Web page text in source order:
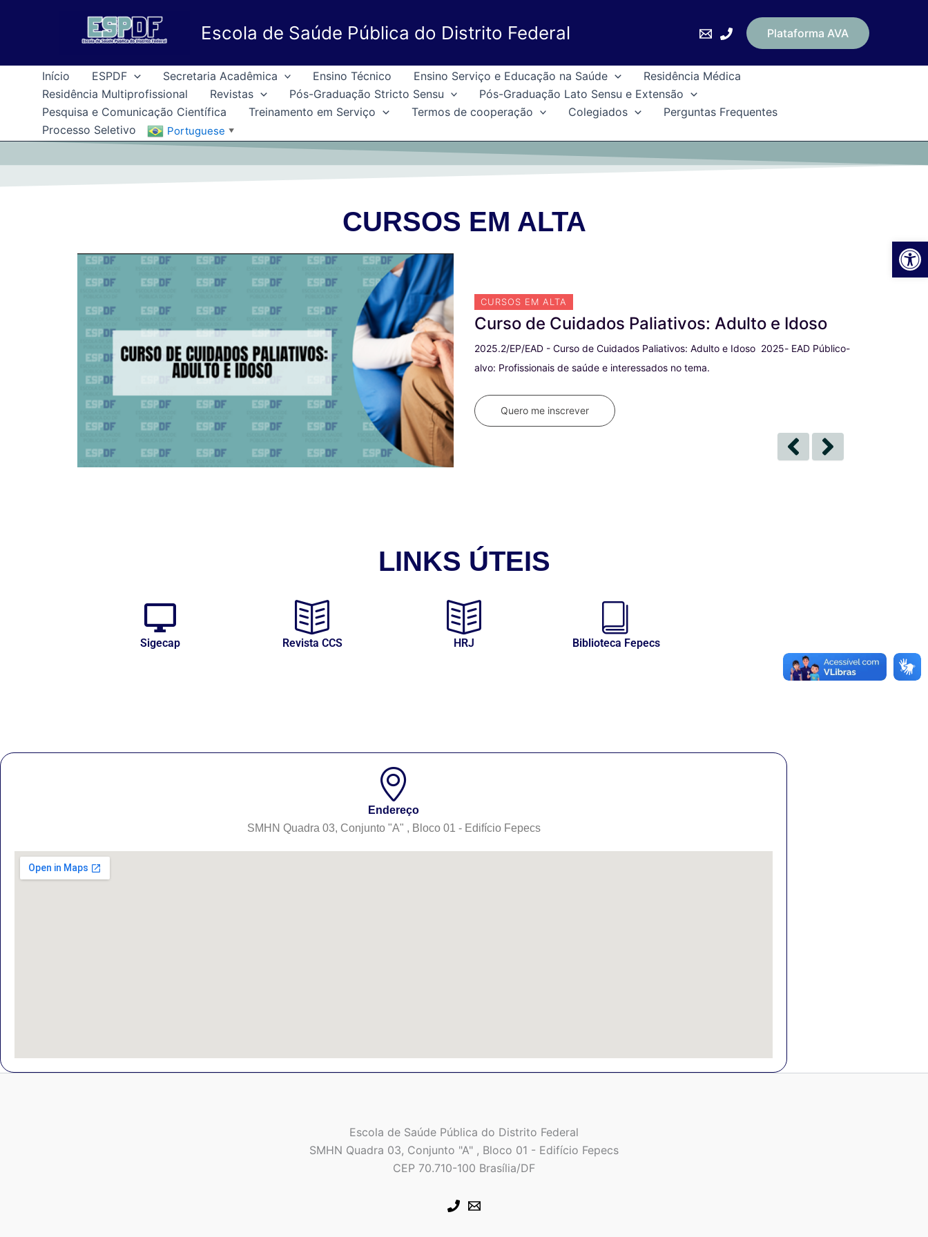
conteúdo
Escola de Saúde Pública do Distrito Federal Plataforma AVA
Início ESPDF Secretaria Acadêmica Ensino Técnico Ensino Serviço e Educação na Saúde
Residência Médica
Residência Multiprofissional
Revistas Pós-Graduação Stricto Sensu
Pós-Graduação Lato Sensu e Extensão
Pesquisa e Comunicação Científica
Treinamento em Serviço Termos de cooperação Colegiados
Perguntas Frequentes
Processo Seletivo
Portuguese ▼
CURSOS EM ALTA
CURSOS EM ALTA
Curso de Cuidados Paliativos: Adulto e Idoso
2025.2/EP/EAD - Curso de Cuidados Paliativos: Adulto e Idoso ㅤㅤㅤㅤㅤㅤㅤㅤㅤㅤㅤㅤ 2025- EAD Público-
alvo: Profissionais de saúde e interessados no tema.ㅤㅤㅤㅤㅤㅤㅤㅤㅤ
Quero me inscrever
LINKS ÚTEIS
Sigecap Revista CCS HRJ Biblioteca Fepecs
Endereço
SMHN Quadra 03, Conjunto "A" , Bloco 01 - Edifício Fepecs
Escola de Saúde Pública do Distrito Federal
SMHN Quadra 03, Conjunto "A" , Bloco 01 - Edifício Fepecs
CEP 70.710-100 Brasília/DF